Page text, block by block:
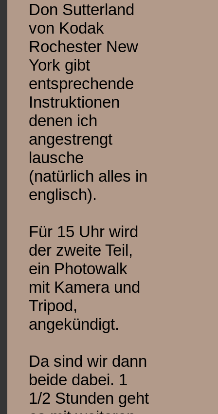
Don Sutterland
von Kodak
Rochester New
York gibt
entsprechende
Instruktionen
denen ich
angestrengt
lausche
(natürlich alles in
englisch).
Für 15 Uhr wird
der zweite Teil,
ein Photowalk
mit Kamera und
Tripod,
angekündigt.
Da sind wir dann
beide dabei. 1
1/2 Stunden geht